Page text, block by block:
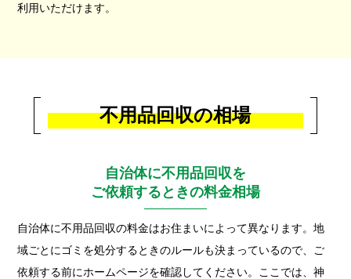
利用いただけます。
不用品回収の相場
自治体に不用品回収を
ご依頼するときの料金相場
自治体に不用品回収の料金はお住まいによって異なります。地
域ごとにゴミを処分するときのルールも決まっているので、ご
依頼する前にホームページを確認してください。ここでは、神